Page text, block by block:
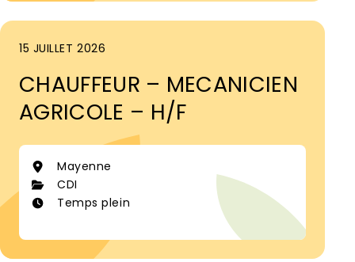
15 JUILLET 2026
CHAUFFEUR – MECANICIEN
AGRICOLE – H/F
Mayenne
CDI
Temps plein